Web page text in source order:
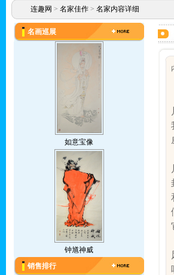
连趣网 > 名家佳作> 名家内容详细
名画巡展
如意宝像
钟馗神威
销售排行